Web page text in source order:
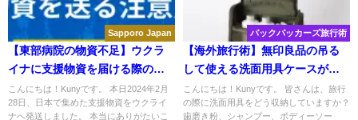
Sapporo Japan
【東部病院の物資不足】ウクラ
イナに支援物資を届ける際の注
意点
こんにちは！Kunyです。 本日2024年2月
28日、日本で集めた支援物資をウクライ
ナへ発送しました。 本当にありがたいこ
バックパッカーズ旅行術
【海外旅行術】無印良品の吊る
して使える洗面用具ケースが便
利！
こんにちは！Kunyです。 皆さんは、旅行
の際に洗面用具をどう収納していますか？
歯磨き粉、シャンプー、ボディーソー